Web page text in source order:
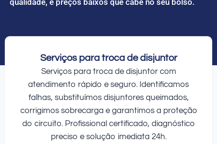
Serviços para troca de disjuntor
Serviços para troca de disjuntor com
atendimento rápido e seguro. Identificamos
falhas, substituímos disjuntores queimados,
corrigimos sobrecarga e garantimos a proteção
do circuito. Profissional certificado, diagnóstico
preciso e solução imediata 24h.